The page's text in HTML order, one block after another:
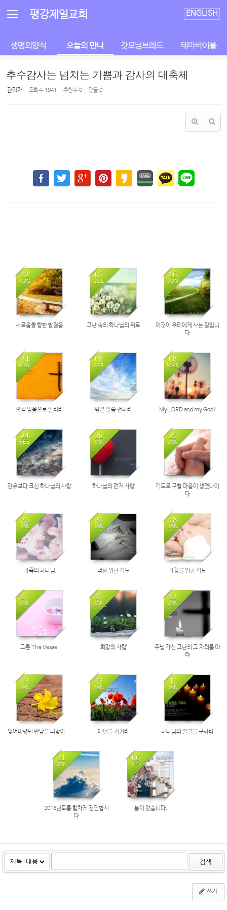
평강제일교회 ENGLISH
생명의양식 오늘의 만나 갓모닝브레드 테마바이블
추수감사는 넘치는 기쁨과 감사의 대축제
관리자 조회 수 1941 추천 수0 댓글0
12
AUG
새로움을 향한 발걸음
07
JUL
고난 속의 하나님의 위로
16
JUN
이것이 우리에게 사는 길입니
다
24
MAY
오직 믿음으로 살리라
08
APR
받은 말씀 전하라
08
MAR
My LORD and my God!
24
FEB
만유보다 크신 하나님의 사랑
28
JAN
하나님의 먼저 사랑
25
JAN
기도로 구할 마음이 생겼나이
다
25
JAN
가족의 하나님
21
JAN
너를 위한 기도
18
JAN
가정을 위한 기도
17
JAN
그릇 The Vessel
17
JAN
희망의 사람
13
JAN
주님 가신 고난의 그 자취를 따
라
13
JAN
잊어버렸던 만남을 되찾아....
12
JAN
에덴을 지켜라
11
JAN
하나님의 얼굴을 구하라
11
JAN
2016년도를 힘차게 전진합시
다
06
APR
봄이 왔습니다.
검색
쓰기